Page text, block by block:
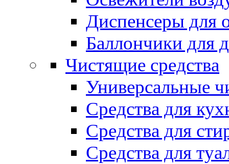
Диспенсеры для
Баллончики для
Чистящие средства
Универсальные
Средства для
Средства для
Средства для